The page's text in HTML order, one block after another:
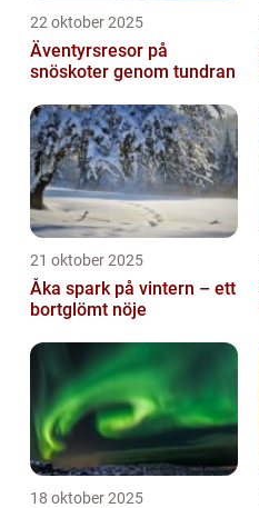
22 oktober 2025
Äventyrsresor på
snöskoter genom tundran
21 oktober 2025
Åka spark på vintern – ett
bortglömt nöje
18 oktober 2025